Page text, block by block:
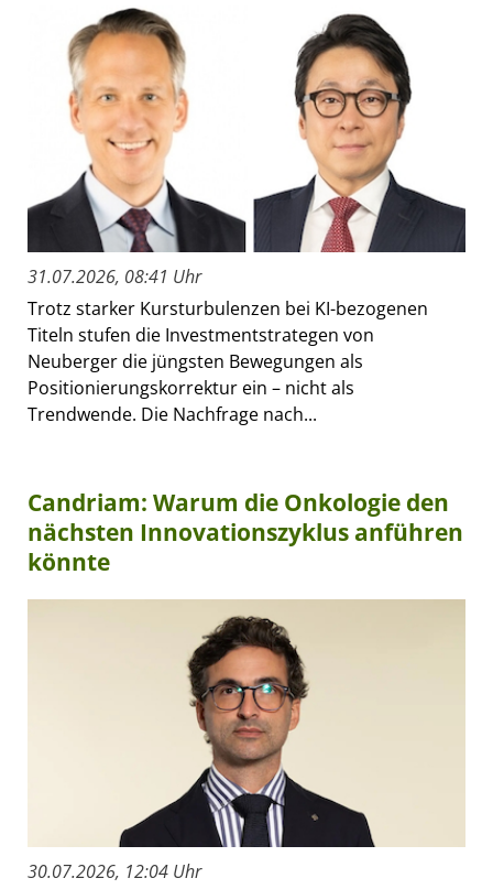
31.07.2026, 08:41 Uhr
Trotz starker Kursturbulenzen bei KI-bezogenen
Titeln stufen die Investmentstrategen von
Neuberger die jüngsten Bewegungen als
Positionierungskorrektur ein – nicht als
Trendwende. Die Nachfrage nach...
Candriam: Warum die Onkologie den
nächsten Innovationszyklus anführen
könnte
30.07.2026, 12:04 Uhr